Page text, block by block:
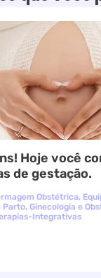
Hoje você
de gestação.
Obstétrica,
Parto,Ginecologia e
Integrativas